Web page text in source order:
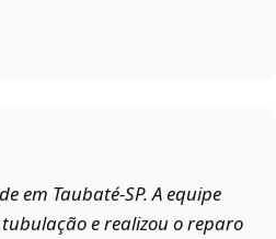
em Taubaté‑SP. A equipe
e realizou o reparo